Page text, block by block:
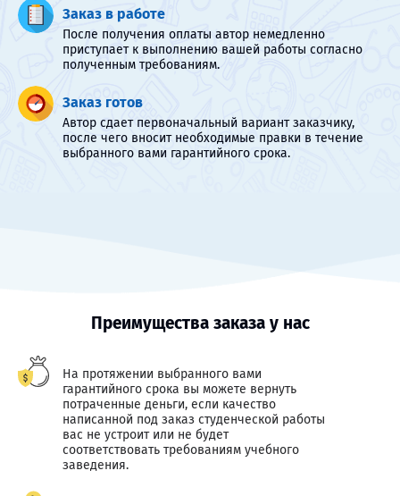
Заказ в работе
После получения оплаты автор немедленно
приступает к выполнению вашей работы согласно
полученным требованиям.
Заказ готов
Автор сдает первоначальный вариант заказчику,
после чего вносит необходимые правки в течение
выбранного вами гарантийного срока.
Преимущества заказа у нас
На протяжении выбранного вами
гарантийного срока вы можете вернуть
потраченные деньги, если качество
написанной под заказ студенческой работы
вас не устроит или не будет
соответствовать требованиям учебного
заведения.